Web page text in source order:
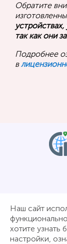
Обратите
так как они
Подробнее
в
Наш сайт
хотите узнать
настройки,